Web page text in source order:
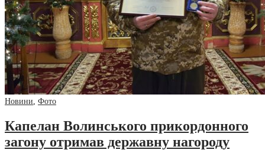
Новини, Фото
Капелан Волинського прикордонного
загону отримав державну нагороду